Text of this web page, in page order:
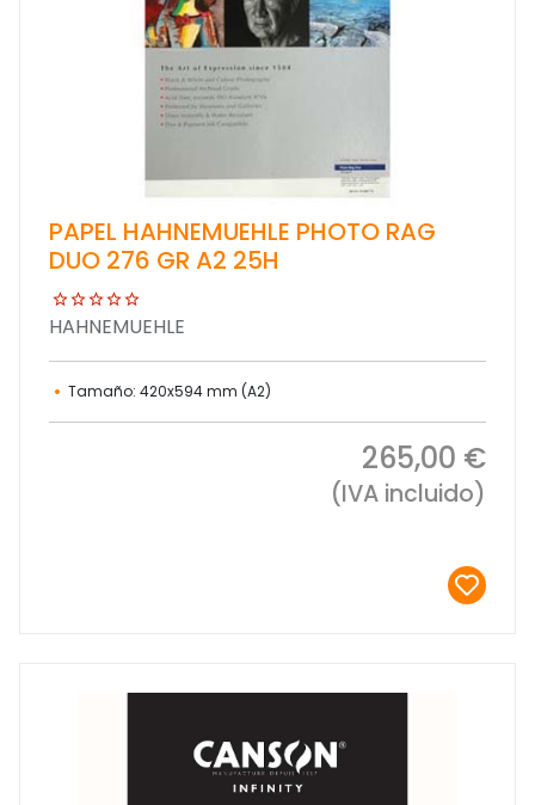
PAPEL HAHNEMUEHLE PHOTO RAG
DUO 276 GR A2 25H
HAHNEMUEHLE
Tamaño: 420x594 mm (A2)
265,00 €
(IVA incluido)